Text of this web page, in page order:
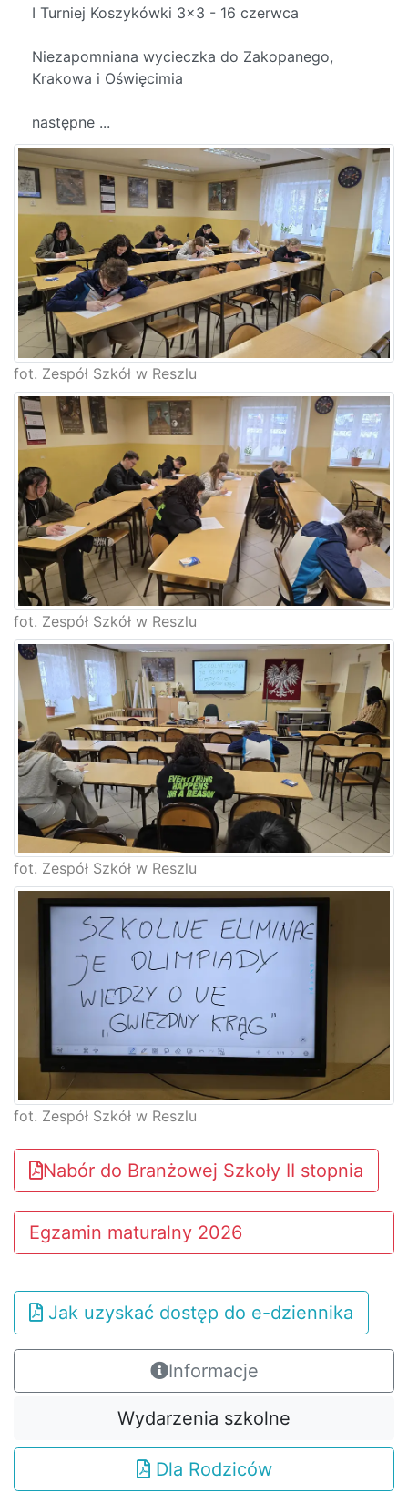
I Turniej Koszykówki 3x3 - 16 czerwca
Niezapomniana wycieczka do Zakopanego,
Krakowa i Oświęcimia
następne ...
fot. Zespół Szkół w Reszlu
fot. Zespół Szkół w Reszlu
fot. Zespół Szkół w Reszlu
fot. Zespół Szkół w Reszlu
Nabór do Branżowej Szkoły II stopnia
Egzamin maturalny 2026
Jak uzyskać dostęp do e-dziennika
Informacje
Wydarzenia szkolne
Dla Rodziców